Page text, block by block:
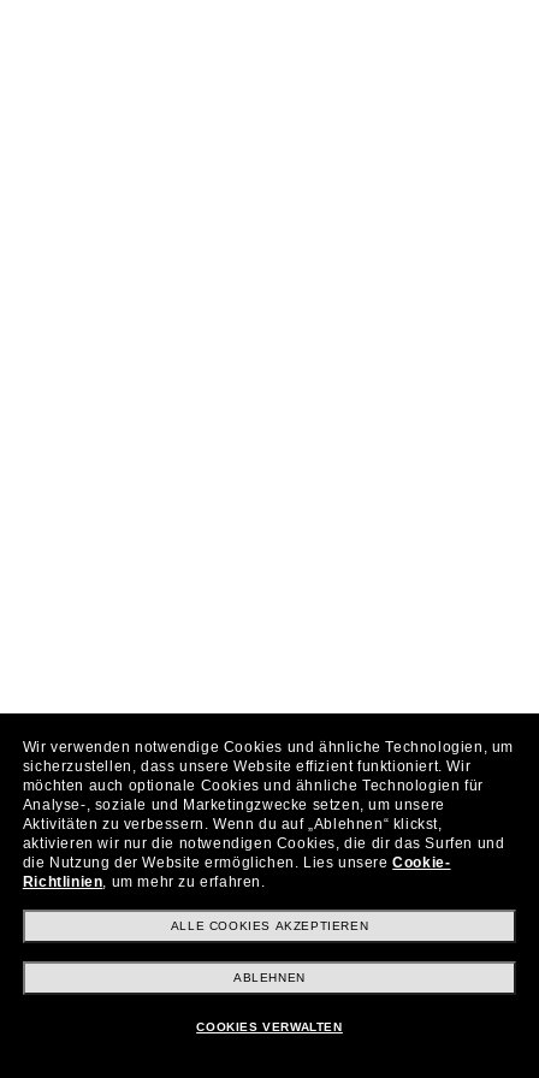
Wir verwenden notwendige Cookies und ähnliche Technologien, um
sicherzustellen, dass unsere Website effizient funktioniert. Wir
möchten auch optionale Cookies und ähnliche Technologien für
Analyse-, soziale und Marketingzwecke setzen, um unsere
Aktivitäten zu verbessern. Wenn du auf „Ablehnen“ klickst,
aktivieren wir nur die notwendigen Cookies, die dir das Surfen und
die Nutzung der Website ermöglichen. Lies unsereCookie-
Richtlinien, um mehr zu erfahren.
ALLE COOKIES AKZEPTIEREN
ABLEHNEN
COOKIES VERWALTEN